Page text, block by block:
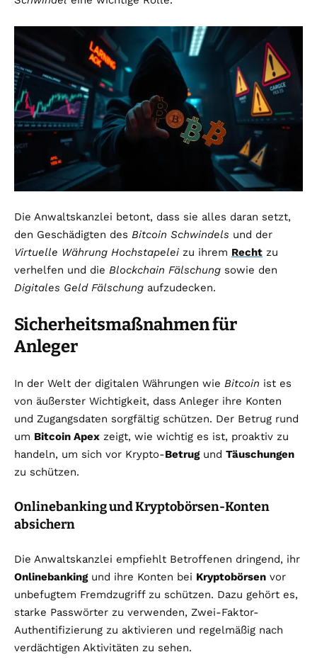
Die Anwaltskanzlei betont, dass sie alles daran setzt,
den Geschädigten des Bitcoin Schwindels und der
Virtuelle Währung Hochstapeleizu ihrem Recht zu
verhelfen und die Blockchain Fälschung sowie den
Digitales Geld Fälschung aufzudecken.
Sicherheitsmaßnahmen für
Anleger
In der Welt der digitalen Währungen wie Bitcoin ist es
von äußerster Wichtigkeit, dass Anleger ihre Konten
und Zugangsdaten sorgfältig schützen. Der Betrug rund
um Bitcoin Apex zeigt, wie wichtig es ist, proaktiv zu
handeln, um sich vor Krypto-Betrugund Täuschungen
zu schützen.
Onlinebanking und Kryptobörsen-Konten
absichern
Die Anwaltskanzlei empfiehlt Betroffenen dringend, ihr
Onlinebankingund ihre Konten bei Kryptobörsen vor
unbefugtem Fremdzugriff zu schützen. Dazu gehört es,
starke Passwörter zu verwenden, Zwei-Faktor-
Authentifizierung zu aktivieren und regelmäßig nach
verdächtigen Aktivitäten zu sehen.